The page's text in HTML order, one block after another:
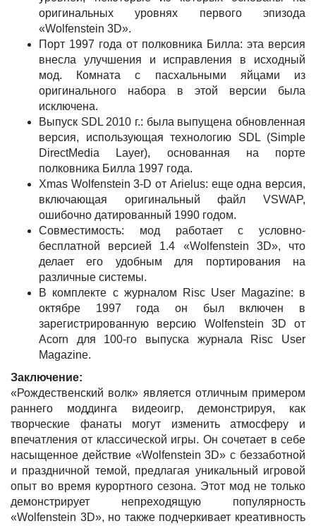
оригинальных уровнях первого эпизода
«Wolfenstein 3D».
Порт 1997 года от полковника Билла: эта версия
внесла улучшения и исправления в исходный
мод. Комната с пасхальными яйцами из
оригинального набора в этой версии была
исключена.
Выпуск SDL 2010 г.: была выпущена обновленная
версия, использующая технологию SDL (Simple
DirectMedia Layer), основанная на порте
полковника Билла 1997 года.
Xmas Wolfenstein 3-D от Arielus: еще одна версия,
включающая оригинальный файл VSWAP,
ошибочно датированный 1990 годом.
Совместимость: мод работает с условно-
бесплатной версией 1.4 «Wolfenstein 3D», что
делает его удобным для портирования на
различные системы.
В комплекте с журналом Risc User Magazine: в
октябре 1997 года он был включен в
зарегистрированную версию Wolfenstein 3D от
Acorn для 100-го выпуска журнала Risc User
Magazine.
Заключение:
«Рождественский волк» является отличным примером
раннего моддинга видеоигр, демонстрируя, как
творческие фанаты могут изменить атмосферу и
впечатления от классической игры. Он сочетает в себе
насыщенное действие «Wolfenstein 3D» с беззаботной
и праздничной темой, предлагая уникальный игровой
опыт во время курортного сезона. Этот мод не только
демонстрирует непреходящую популярность
«Wolfenstein 3D», но также подчеркивает креативность